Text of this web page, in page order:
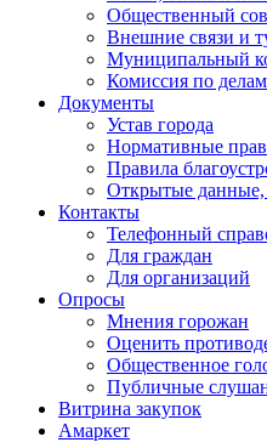
Общественный
Внешние связи и
Муниципальный
Комиссия по
Документы
Устав города
Нормативные
Правила
Открытые данные,
Контакты
Телефонный
Для граждан
Для организаций
Опросы
Мнения горожан
Оценить
Общественное
Публичные
Витрина закупок
Амаркет